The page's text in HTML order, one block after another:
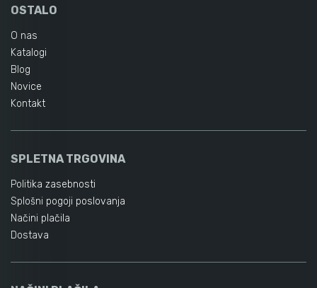
OSTALO
O nas
Katalogi
Blog
Novice
Kontakt
SPLETNA TRGOVINA
Politika zasebnosti
Splošni pogoji poslovanja
Načini plačila
Dostava